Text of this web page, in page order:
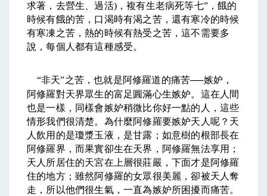
求著，去營生、過活) ，複有生老病死等七” ，餓的
時候有餓的苦，口渴時有渴之苦，還有寒冷的時候
有寒凍之苦，熱的時候有熱受之苦，這不需要多
說，每個人都有這種感受。
“非天”之苦，也就是阿修羅道的痛苦──嫉妒，
阿修羅對天界眾生的富足圓滿心生嫉妒。這在人間
也是一樣，同樣會嫉妒稍微比你好一點的人，這些
情形我們很清楚。為什麼阿修羅要嫉妒天人呢？天
人飲用的是瓊漿玉液，是甘露；如意樹的根部長在
阿修羅界，而果實卻生在天界，阿修羅無法享用；
天人所居住的天宮在上層很莊嚴，下面才是阿修羅
住的地方；雖然阿修羅的女眾很美麗，卻被天人奪
走，所以他們很生氣，一直為嫉妒所困擾而痛苦。